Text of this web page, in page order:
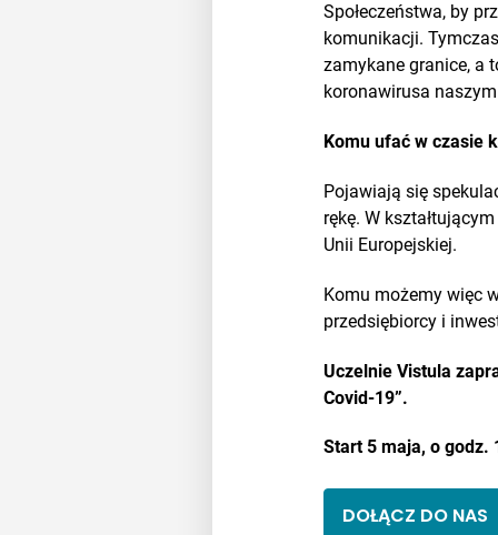
Społeczeństwa, by
komunikacji.
zamykane granice, a
koronawirusa
Komu ufać w czasie
Pojawiają się
rękę. W
Unii Europejskiej.
Komu możemy więc
przedsiębiorcy i
Uczelnie Vistula
Covid-19”.
Start 5 maja, o godz.
DOŁĄCZ DO NAS